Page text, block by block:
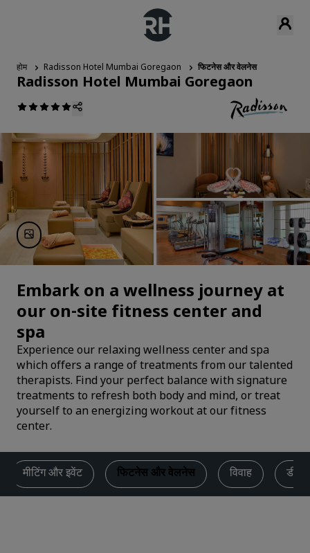
होम Radisson Hotel Mumbai Goregaon फिटनेस और वेलनेस
Radisson Hotel Mumbai Goregaon
Embark on a wellness journey at
our on-site fitness center and
spa
Experience our relaxing wellness center and spa
which offers a range of treatments from our talented
therapists. Find your perfect balance with signature
treatments to refresh both body and mind, or treat
yourself to an energizing workout at our fitness
center.
मीटिंग और इवेंट फिटनेस और वेलनेस विवाह डील